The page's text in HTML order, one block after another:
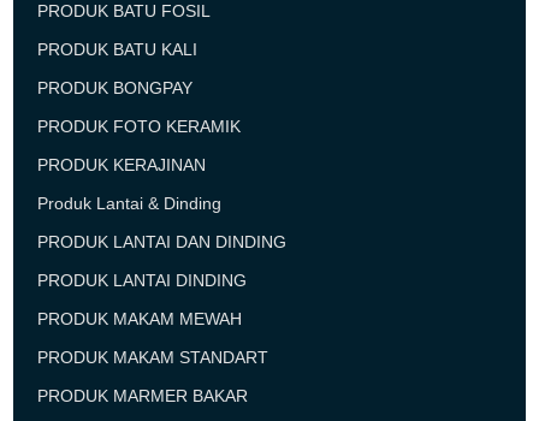
PRODUK BATU FOSIL
PRODUK BATU KALI
PRODUK BONGPAY
PRODUK FOTO KERAMIK
PRODUK KERAJINAN
Produk Lantai & Dinding
PRODUK LANTAI DAN DINDING
PRODUK LANTAI DINDING
PRODUK MAKAM MEWAH
PRODUK MAKAM STANDART
PRODUK MARMER BAKAR